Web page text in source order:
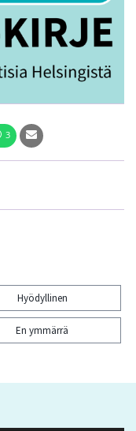
3
Hyödyllinen
En ymmärrä